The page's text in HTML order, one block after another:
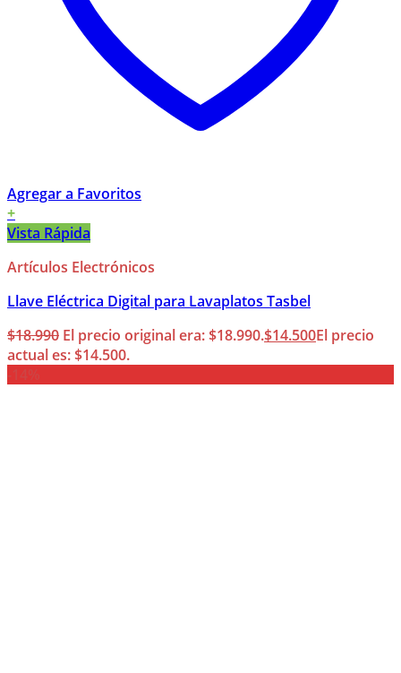
Agregar a Favoritos
+
Vista Rápida
Artículos Electrónicos
Llave Eléctrica Digital para Lavaplatos Tasbel
$18.990 El precio original era: $18.990.$14.500El precio
actual es: $14.500.